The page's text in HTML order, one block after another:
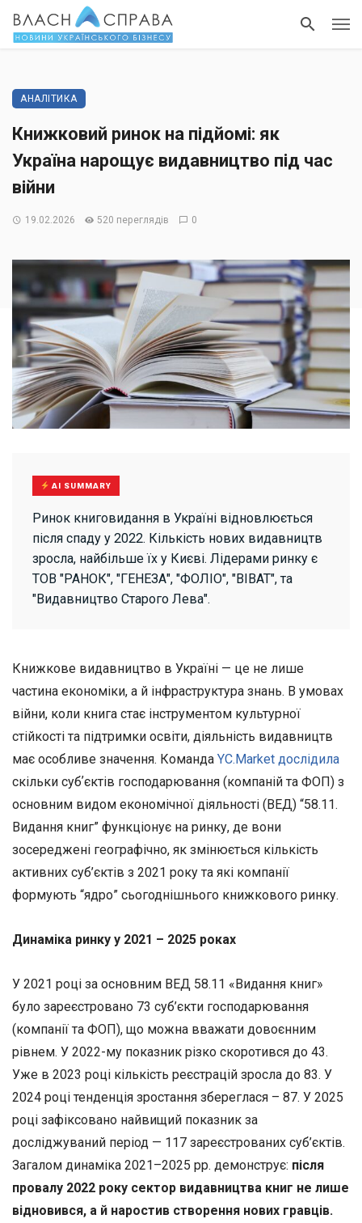
АНАЛІТИКА
Книжковий ринок на підйомі: як
Україна нарощує видавництво під час
війни
19.02.2026 520 переглядів 0
AI SUMMARY
Ринок книговидання в Україні відновлюється
після спаду у 2022. Кількість нових видавництв
зросла, найбільше їх у Києві. Лідерами ринку є
ТОВ "РАНОК", "ГЕНЕЗА", "ФОЛІО", "ВІВАТ", та
"Видавництво Старого Лева".
Книжкове видавництво в Україні — це не лише
частина економіки, а й інфраструктура знань. В умовах
війни, коли книга стає інструментом культурної
стійкості та підтримки освіти, діяльність видавництв
має особливе значення. Команда YC.Market дослідила
скільки субʼєктів господарювання (компаній та ФОП) з
основним видом економічної діяльності (ВЕД) “58.11.
Видання книг” функціонує на ринку, де вони
зосереджені географічно, як змінюється кількість
активних суб’єктів з 2021 року та які компанії
формують “ядро” сьогоднішнього книжкового ринку.
Динаміка ринку у 2021 – 2025 роках
У 2021 році за основним ВЕД 58.11 «Видання книг»
було зареєстровано 73 суб’єкти господарювання
(компанії та ФОП), що можна вважати довоєнним
рівнем. У 2022-му показник різко скоротився до 43.
Уже в 2023 році кількість реєстрацій зросла до 83. У
2024 році тенденція зростання збереглася – 87. У 2025
році зафіксовано найвищий показник за
досліджуваний період — 117 зареєстрованих суб’єктів.
Загалом динаміка 2021–2025 рр. демонструє: після
провалу 2022 року сектор видавництва книг не лише
відновився, а й наростив створення нових гравців.